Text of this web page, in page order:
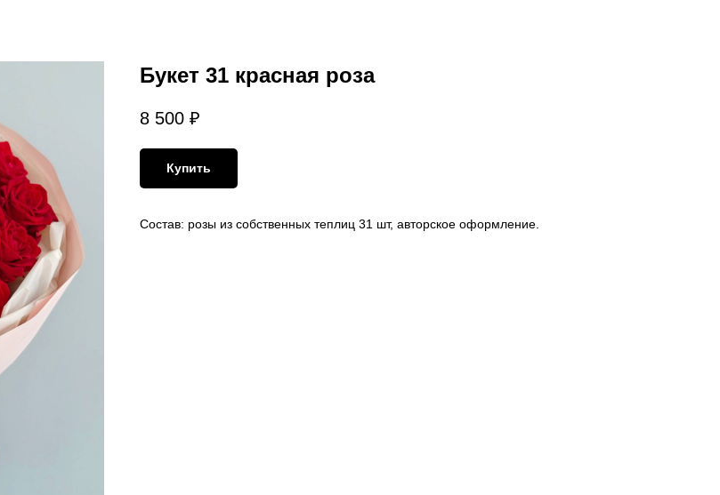
Букет 31 красная роза
8 500 ₽
Купить
Состав: розы из собственных теплиц 31 шт, авторское оформление.